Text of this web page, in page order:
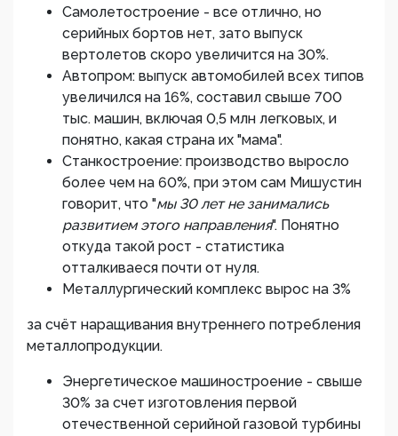
Самолетостроение - все отлично, но
серийных бортов нет, зато выпуск
вертолетов скоро увеличится на 30%.
Автопром: выпуск автомобилей всех типов
увеличился на 16%, составил свыше 700
тыс. машин, включая 0,5 млн легковых, и
понятно, какая страна их "мама".
Станкостроение: производство выросло
более чем на 60%, при этом сам Мишустин
говорит, что "мы 30 лет не занимались
развитием этого направления". Понятно
откуда такой рост - статистика
отталкиваеся почти от нуля.
Металлургический комплекс вырос на 3%
за счёт наращивания внутреннего потребления
металлопродукции.
Энергетическое машиностроение - свыше
30% за счет изготовления первой
отечественной серийной газовой турбины